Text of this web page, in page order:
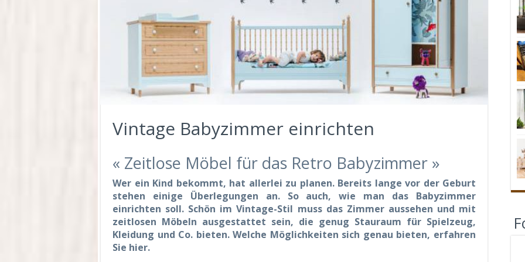
Vintage Babyzimmer einrichten
« Zeitlose Möbel für das Retro Babyzimmer »
Wer ein Kind bekommt, hat allerlei zu planen. Bereits lange vor der Geburt
stehen einige Überlegungen an. So auch, wie man das Babyzimmer
einrichten soll. Schön im Vintage-Stil muss das Zimmer aussehen und mit
zeitlosen Möbeln ausgestattet sein, die genug Stauraum für Spielzeug,
Kleidung und Co. bieten. Welche Möglichkeiten sich genau bieten, erfahren
Sie hier.